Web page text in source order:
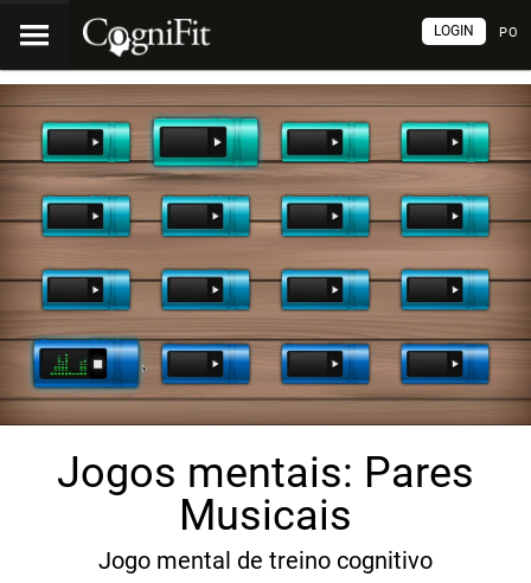
PO
LOGIN
Jogos mentais: Pares
Musicais
Jogo mental de treino cognitivo